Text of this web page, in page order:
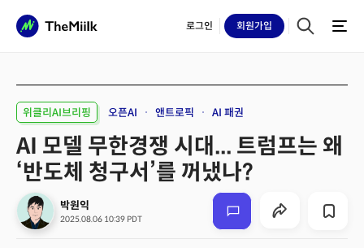
로그인 회원가입
위클리AI브리핑 오픈AI 앤트로픽 AI 패권
AI 모델 무한경쟁 시대... 트럼프는 왜
‘반도체 청구서’를 꺼냈나?
박원익
2025.08.06 10:39 PDT